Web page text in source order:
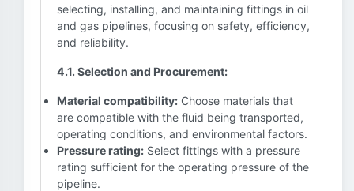
selecting, installing, and maintaining fittings in oil
and gas pipelines, focusing on safety, efficiency,
and reliability.
4.1. Selection and Procurement:
Material compatibility: Choose materials that
are compatible with the fluid being transported,
operating conditions, and environmental factors.
Pressure rating: Select fittings with a pressure
rating sufficient for the operating pressure of the
pipeline.